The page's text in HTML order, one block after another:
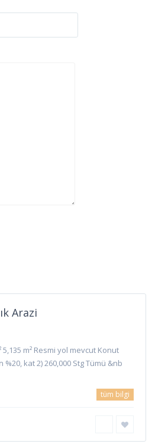
Arazi
m² Resmi yol mevcut Konut
%20, kat 2) 260,000 Stg Tümü &nb
tüm bilgi